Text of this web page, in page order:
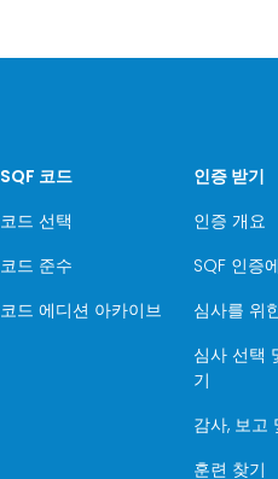
SQF 코드
코드 선택
코드 준수
코드 에디션 아카이브
인증 받기
인증 개요
SQF 인증
심사를 위
심사 선택
기
감사, 보고
훈련 찾기